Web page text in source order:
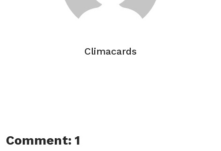
Climacards
Comment: 1